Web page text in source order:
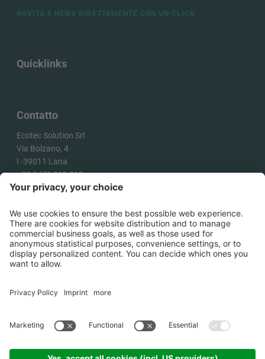
Contatto
Ecotec Solution Srl
Via Bolzano, 4
I -39011 Lana
+39 0473 313 010
info@ecotecsolution.com
COME ARRIVARE
Quicklinks
NOVITÀ E NEWS DIRETTAMENTE CON UN CLICK
02863180218.Credits.Cookies.Informativa